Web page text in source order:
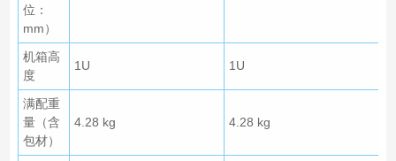
位：
mm）
机箱高
度
1U 1U
满配重
量（含
包材）
4.28 kg 4.28 kg